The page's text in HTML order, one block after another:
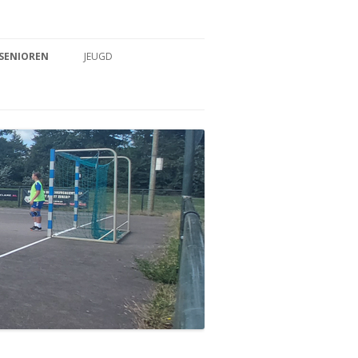
SENIOREN
TRAININGSTIJDEN
WEDSTRIJDVERSLAGEN
JEUGD
TRAININGSTIJDEN
WEDSTRIJDVERSLAGEN
SPELREGELS